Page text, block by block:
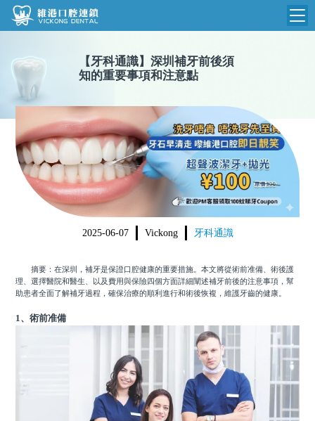
維港首頁
品牌介紹
環境設備
醫院新聞
收費標準
N
收費總表
植牙收費
根管收費
美學收費
箍牙收費
醫生團隊
門診時間
【 牙科通識】 深圳補牙前後須
知的重要事項和注意點
2025-06-07 Vickong 牙科通識
摘要：在深圳，補牙是保證口腔健康的重要措施。本文將從術前准備、術後護
理、選擇醫院和醫生、以及費用與保險四個方面詳細闡述補牙前後的注意事項，幫
助患者全面了解補牙過程，確保治療的順利進行和術後恢複，維護牙齒的健康。
1、術前准備